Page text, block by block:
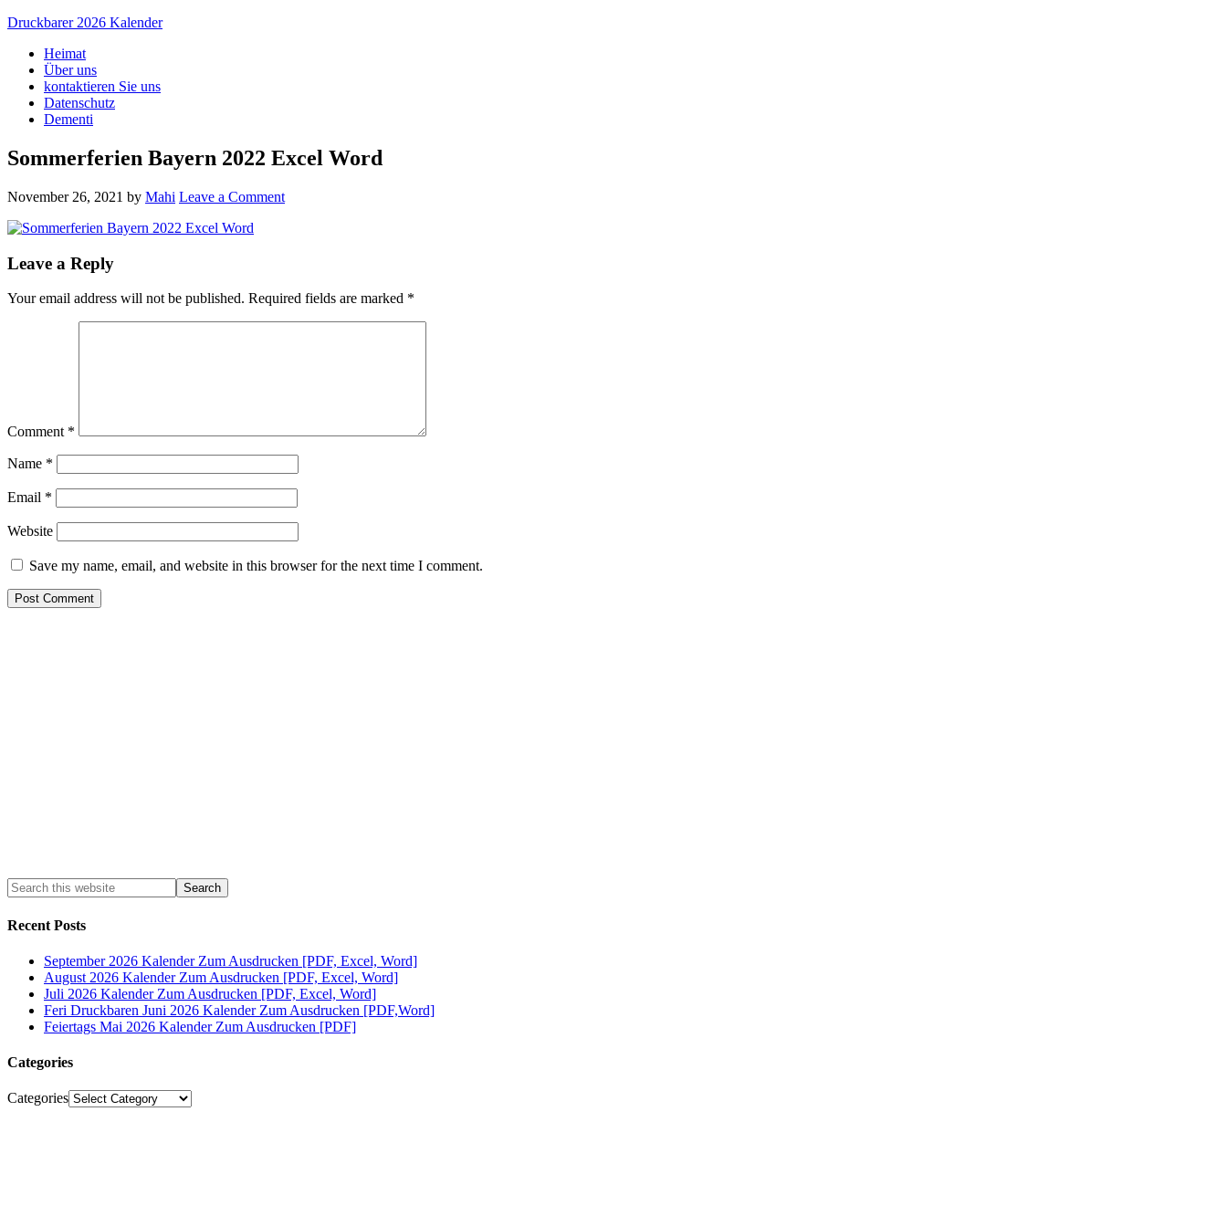
Druckbarer 2026 Kalender
Heimat
Über uns
kontaktieren Sie uns
Datenschutz
Dementi
Sommerferien Bayern 2022 Excel Word
November 26, 2021 by Mahi Leave a Comment
Leave a Reply
Your email address will not be published. Required fields are marked *
Comment *
Name *
Email *
Website
Save my name, email, and website in this browser for the next time I comment.
Recent Posts
September 2026 Kalender Zum Ausdrucken [PDF, Excel, Word]
August 2026 Kalender Zum Ausdrucken [PDF, Excel, Word]
Juli 2026 Kalender Zum Ausdrucken [PDF, Excel, Word]
Feri Druckbaren Juni 2026 Kalender Zum Ausdrucken [PDF,Word]
Feiertags Mai 2026 Kalender Zum Ausdrucken [PDF]
Categories
Categories